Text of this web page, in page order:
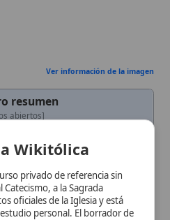
Francia
oratorios, escuelas,
fuentes referenciadas y a
artículos mediante el uso
enciclopedia confirma que